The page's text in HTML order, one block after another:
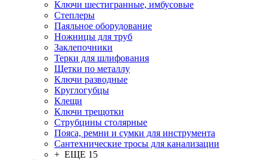
Ключи шестигранные, имбусовые
Степлеры
Паяльное оборудование
Ножницы для труб
Заклепочники
Терки для шлифования
Щетки по металлу
Ключи разводные
Круглогубцы
Клещи
Ключи трещотки
Струбцины столярные
Пояса, ремни и сумки для инструмента
Сантехнические тросы для канализации
+ ЕЩЕ 15